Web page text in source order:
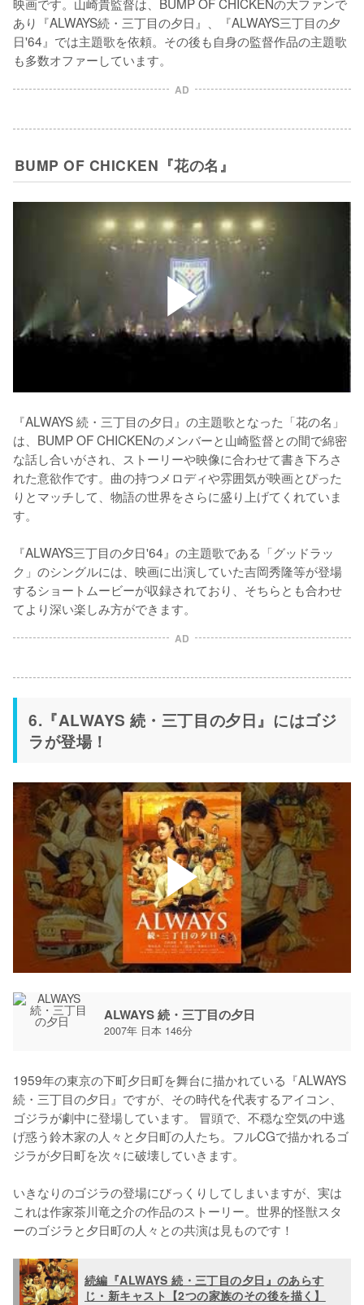
映画です。山崎貴監督は、BUMP OF CHICKENの大ファンで
あり『ALWAYS続・三丁目の夕日』、『ALWAYS三丁目の夕
日'64』では主題歌を依頼。その後も自身の監督作品の主題歌
も多数オファーしています。
AD
BUMP OF CHICKEN『花の名』
『ALWAYS 続・三丁目の夕日』の主題歌となった「花の名」
は、BUMP OF CHICKENのメンバーと山崎監督との間で綿密
な話し合いがされ、ストーリーや映像に合わせて書き下ろさ
れた意欲作です。曲の持つメロディや雰囲気が映画とぴった
りとマッチして、物語の世界をさらに盛り上げてくれていま
す。
『ALWAYS三丁目の夕日'64』の主題歌である「グッドラッ
ク」のシングルには、映画に出演していた吉岡秀隆等が登場
するショートムービーが収録されており、そちらとも合わせ
てより深い楽しみ方ができます。
AD
6.『ALWAYS 続・三丁目の夕日』にはゴジ
ラが登場！
ALWAYS 続・三丁目の夕日
2007年 日本 146分
1959年の東京の下町夕日町を舞台に描かれている『ALWAYS
続・三丁目の夕日』ですが、その時代を代表するアイコン、
ゴジラが劇中に登場しています。 冒頭で、不穏な空気の中逃
げ惑う鈴木家の人々と夕日町の人たち。フルCGで描かれるゴ
ジラが夕日町を次々に破壊していきます。
いきなりのゴジラの登場にびっくりしてしまいますが、実は
これは作家茶川竜之介の作品のストーリー。世界的怪獣スタ
ーのゴジラと夕日町の人々との共演は見ものです！
続編『ALWAYS 続・三丁目の夕日』のあらす
じ・新キャスト【2つの家族のその後を描く】